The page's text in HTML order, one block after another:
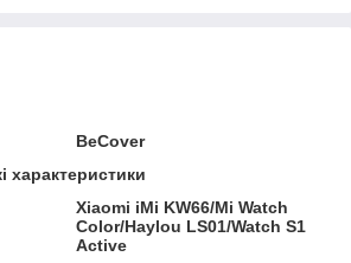
BeCover
характеристики
Xiaomi iMi KW66/Mi Watch
Color/Haylou LS01/Watch S1
Active